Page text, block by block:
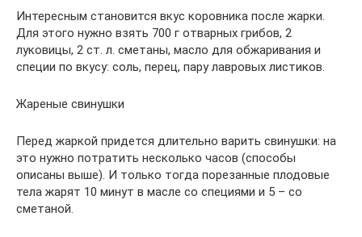
Интересным становится вкус коровника после жарки.
Для этого нужно взять 700 г отварных грибов, 2
луковицы, 2 ст. л. сметаны, масло для обжаривания и
специи по вкусу: соль, перец, пару лавровых листиков.
Жареные свинушки
Перед жаркой придется длительно варить свинушки: на
это нужно потратить несколько часов (способы
описаны выше). И только тогда порезанные плодовые
тела жарят 10 минут в масле со специями и 5 – со
сметаной.